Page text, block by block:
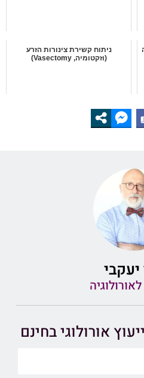
ניתוח קשירת צינורות הזרע
(וזקטומיה, Vasectomy)
אורולוגי בחינם